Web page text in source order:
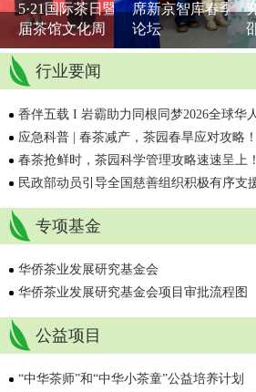
5·21国际茶日暨首
届茶馆文化周
席新京智库春季
论坛
行业要闻
香伴五载 I 岩霸助力同根同梦2026全球华
应急科普 | 春茶减产，茶园春旱应对攻略！
春茶抢鲜时，茶园科学管理攻略速速呈上！
民政部动员引导全国慈善组织积极有序支
专项基金
华侨茶业发展研究基金会
华侨茶业发展研究基金会项目审批流程图
公益项目
“中华茶师”和“中华小茶童”公益培养计划